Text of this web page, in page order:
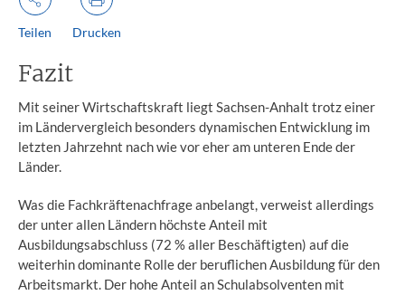
Teilen Drucken
Fazit
Mit seiner Wirtschaftskraft liegt Sachsen-Anhalt trotz einer
im Ländervergleich besonders dynamischen Entwicklung im
letzten Jahrzehnt nach wie vor eher am unteren Ende der
Länder.
Was die Fachkräftenachfrage anbelangt, verweist allerdings
der unter allen Ländern höchste Anteil mit
Ausbildungsabschluss (72 % aller Beschäftigten) auf die
weiterhin dominante Rolle der beruflichen Ausbildung für den
Arbeitsmarkt. Der hohe Anteil an Schulabsolventen mit